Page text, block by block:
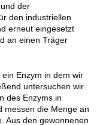
der
den industriellen
erneut eingesetzt
an einen Träger
Enzym in dem wir
untersuchen wir
des Enzyms in
messen die Menge an
Aus den gewonnenen